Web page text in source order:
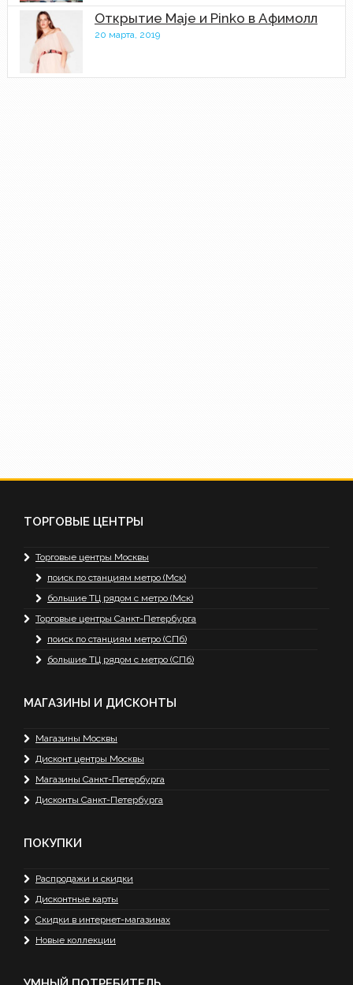
Открытие Maje и Pinko в Афимолл
20 марта, 2019
ТОРГОВЫЕ ЦЕНТРЫ
Торговые центры Москвы
поиск по станциям метро (Мск)
большие ТЦ рядом с метро (Мск)
Торговые центры Санкт-Петербурга
поиск по станциям метро (СПб)
большие ТЦ рядом с метро (СПб)
МАГАЗИНЫ И ДИСКОНТЫ
Магазины Москвы
Дисконт центры Москвы
Магазины Санкт-Петербурга
Дисконты Санкт-Петербурга
ПОКУПКИ
Распродажи и скидки
Дисконтные карты
Скидки в интернет-магазинах
Новые коллекции